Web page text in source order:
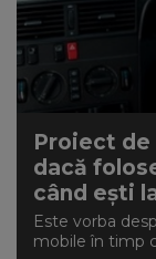
Proiect de
dacă
când ești
Este vorba
mobile în timp